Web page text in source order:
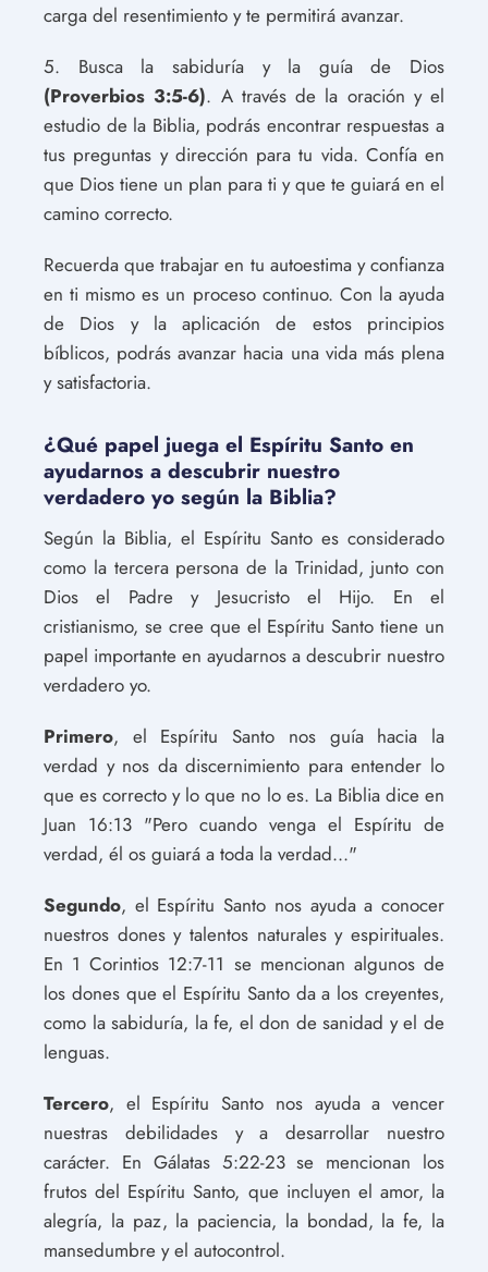
carga del resentimiento y te permitirá avanzar.
5. Busca la sabiduría y la guía de Dios
(Proverbios 3:5-6). A través de la oración y el
estudio de la Biblia, podrás encontrar respuestas a
tus preguntas y dirección para tu vida. Confía en
que Dios tiene un plan para ti y que te guiará en el
camino correcto.
Recuerda que trabajar en tu autoestima y confianza
en ti mismo es un proceso continuo. Con la ayuda
de Dios y la aplicación de estos principios
bíblicos, podrás avanzar hacia una vida más plena
y satisfactoria.
¿Qué papel juega el Espíritu Santo en
ayudarnos a descubrir nuestro
verdadero yo según la Biblia?
Según la Biblia, el Espíritu Santo es considerado
como la tercera persona de la Trinidad, junto con
Dios el Padre y Jesucristo el Hijo. En el
cristianismo, se cree que el Espíritu Santo tiene un
papel importante en ayudarnos a descubrir nuestro
verdadero yo.
Primero, el Espíritu Santo nos guía hacia la
verdad y nos da discernimiento para entender lo
que es correcto y lo que no lo es. La Biblia dice en
Juan 16:13 "Pero cuando venga el Espíritu de
verdad, él os guiará a toda la verdad..."
Segundo, el Espíritu Santo nos ayuda a conocer
nuestros dones y talentos naturales y espirituales.
En 1 Corintios 12:7-11 se mencionan algunos de
los dones que el Espíritu Santo da a los creyentes,
como la sabiduría, la fe, el don de sanidad y el de
lenguas.
Tercero, el Espíritu Santo nos ayuda a vencer
nuestras debilidades y a desarrollar nuestro
carácter. En Gálatas 5:22-23 se mencionan los
frutos del Espíritu Santo, que incluyen el amor, la
alegría, la paz, la paciencia, la bondad, la fe, la
mansedumbre y el autocontrol.